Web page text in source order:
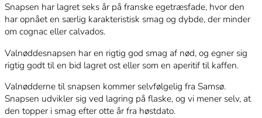
Snapsen har lagret seks år på franske egetræsfade, hvor den
har opnået en særlig karakteristisk smag og dybde, der minder
om cognac eller calvados.
Valnøddesnapsen har en rigtig god smag af nød, og egner sig
rigtig godt til en bid lagret ost eller som en aperitif til kaffen.
Valnødderne til snapsen kommer selvfølgelig fra Samsø.
Snapsen udvikler sig ved lagring på flaske, og vi mener selv, at
den topper i smag efter otte år fra høstdato.